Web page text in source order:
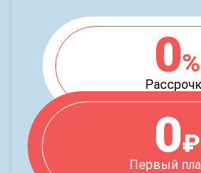
0%
0₽
Первый